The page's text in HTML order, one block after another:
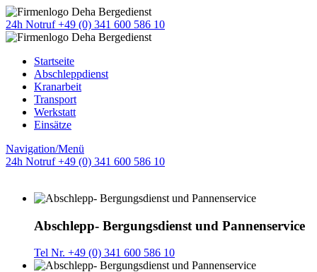
24h Notruf +49 (0) 341 600 586 10
Startseite
Abschleppdienst
Kranarbeit
Transport
Werkstatt
Einsätze
Navigation/Menü
24h Notruf +49 (0) 341 600 586 10
Abschlepp- Bergungsdienst und Pannenservice
Tel Nr. +49 (0) 341 600 586 10